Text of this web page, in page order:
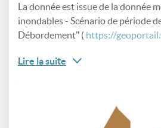
La donnée est issue de la donnée
inondables - Scénario de période
Débordement" ( https://
Lire la suite